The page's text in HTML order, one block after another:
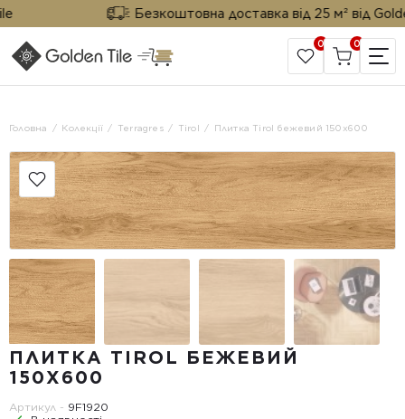
Безкоштовна доставка від 25 м² від Golden
САЙТ КОМПАНІЇ
0 0
Головна Колекції Terragres Tirol Плитка Tirol бежевий 150х600
ПЛИТКА TIROL БЕЖЕВИЙ
150Х600
Артикул - 9F1920